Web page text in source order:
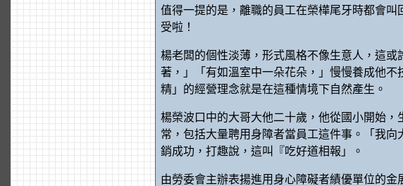
值得一提的是，離職的員工在榮樺尾牙時都會
受啦！
楊老闆的個性淡薄，形式風格不像生意人，這
著，」「有如溫室中一朵花朵，」慢慢養成他
精」的經營理念就是在這種情境下自然產生。
楊榮波口中的大哥大他二十歲，他從國小開始
常，包括大量聘用身障者當員工這件事。「我
銷成功，打趣說，這叫『吃好道相報」。
由勞委會主辦表揚進用身心障礙者績優單位的